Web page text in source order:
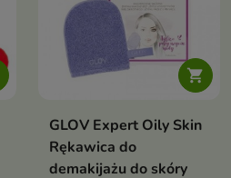

GLOV Expert Oily Skin
Rękawica do
demakijażu do skóry